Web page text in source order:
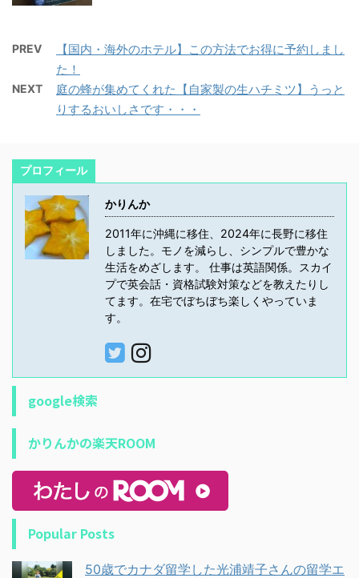
PREV
【国内・海外のホテル】この方法でお得に予約しまし
た！
NEXT
庭の蜂が集めてくれた【自家製の生ハチミツ】うっと
りするおいしさです・・・
プロフィール
かりんか
2011年に沖縄に移住、2024年に長野に移住
しました。モノを減らし、シンプルで豊かな
生活をめざします。 仕事は英語関係。スカイ
プで英会話・資格試験対策などを教えたりし
てます。在宅でぼちぼち楽しくやっていま
す。
google検索
かりんかの楽天ROOM
Popular Posts
50歳でカナダ留学した光浦靖子さんの留学エ